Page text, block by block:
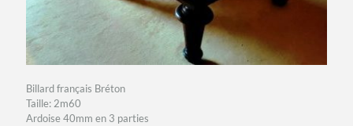
Billard français Bréton
Taille: 2m60
Ardoise 40mm en 3 parties